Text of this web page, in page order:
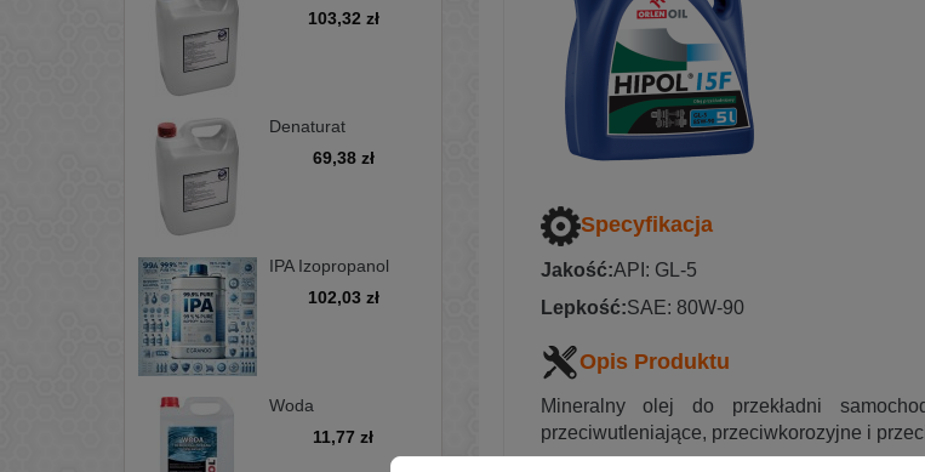
kanister 5L
103,32 zł
Denaturat
minimum 97%, opak
69,38 zł
IPA Izopropanol
izopropylowy 99,9%
102,03 zł
Woda
11,77 zł
Specyfikacja
Jakość:API: GL-5
Lepkość:SAE: 80W-90
Opis Produktu
Mineralny olej do przekładni
przeciwutleniające, przeciwkorozyjne i